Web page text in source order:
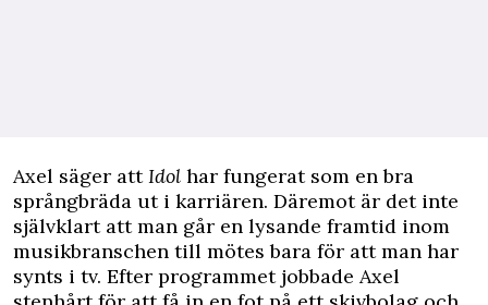
Axel säger attIdol har fungerat som en bra
språngbräda ut i karriären. Däremot är det inte
självklart att man går en lysande framtid inom
musikbranschen till mötes bara för att man har
synts i tv. Efter programmet jobbade Axel